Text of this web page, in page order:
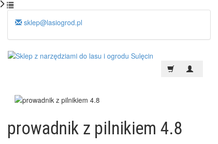
sklep@lasiogrod.pl
prowadnik z pilnikiem 4.8